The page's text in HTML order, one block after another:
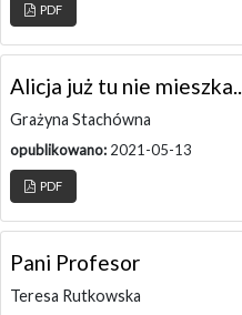
PDF
Alicja już tu nie mieszka...
Grażyna Stachówna
opublikowano: 2021-05-13
PDF
Pani Profesor
Teresa Rutkowska